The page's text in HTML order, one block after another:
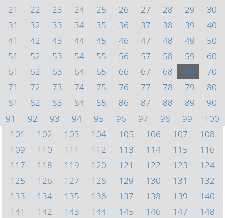
21
22 23 24 25 26 27 28 29
30
31
32 33 34 35 36 37 38 39
40
41
42 43 44 45 46 47 48 49
50
51
52 53 54 55 56 57 58 59
60
61
62 63 64 65 66 67 68 69
70
71
72 73 74 75 76 77 78 79
80
81
82 83 84 85 86 87 88 89
90
91
92 93 94 95 96 97 98 99
100
101
102 103 104 105 106 107
108
109
110 111 112 113 114 115
116
117
118 119 120 121 122 123
124
125
126 127 128 129 130 131
132
133
134 135 136 137 138 139
140
141
142 143 144 145 146 147
148